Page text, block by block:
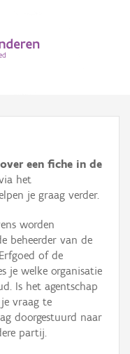
een fiche in de
het
je graag verder.
worden
beheerder van de
of de
je welke organisatie
Is het agentschap
vraag te
doorgestuurd naar
partij.